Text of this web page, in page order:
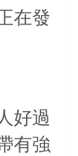
在發
好過
有強